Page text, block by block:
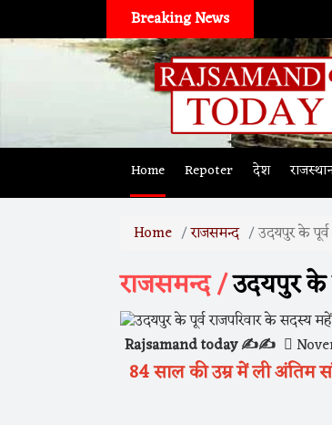
Breaking News
Home Repoter देश
Home राजसमन्द उदयपुर के
राजसमन्द /उदयपुर के
Rajsamand today ✍️✍️
84 साल की उम्र में ली अंतिम